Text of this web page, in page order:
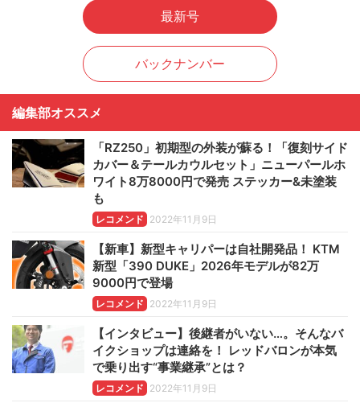
最新号
バックナンバー
編集部オススメ
「RZ250」初期型の外装が蘇る！「復刻サイド
カバー＆テールカウルセット」ニューパールホ
ワイト8万8000円で発売 ステッカー&未塗装
も
レコメンド 2022年11月9日
【新車】新型キャリパーは自社開発品！ KTM
新型「390 DUKE」2026年モデルが82万
9000円で登場
レコメンド 2022年11月9日
【インタビュー】後継者がいない…。そんなバ
イクショップは連絡を！ レッドバロンが本気
で乗り出す“事業継承”とは？
レコメンド 2022年11月9日